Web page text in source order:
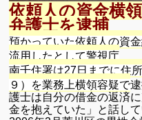
依頼人の資金横
弁護士を逮捕
預かっていた依頼人の資
流用したとして警視庁
南千住署は27日までに住
９）を業務上横領容疑で
護士は自分の借金の返済
金を抱えていた」と話し